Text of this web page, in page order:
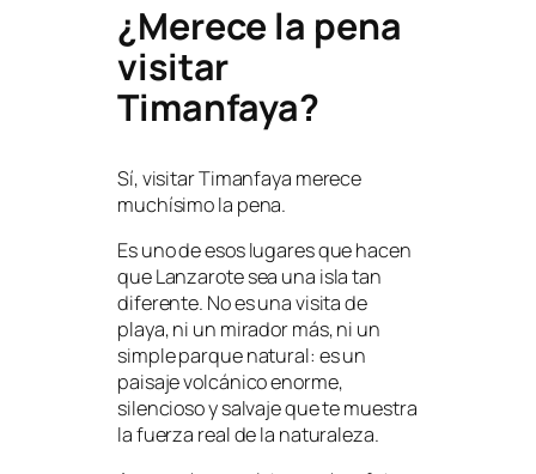
¿Merece la pena
visitar
Timanfaya?
Sí, visitar Timanfaya merece
muchísimo la pena.
Es uno de esos lugares que hacen
que Lanzarote sea una isla tan
diferente. No es una visita de
playa, ni un mirador más, ni un
simple parque natural: es un
paisaje volcánico enorme,
silencioso y salvaje que te muestra
la fuerza real de la naturaleza.